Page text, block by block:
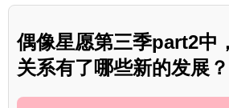
偶像星愿第三季part2中
关系有了哪些新的发展？